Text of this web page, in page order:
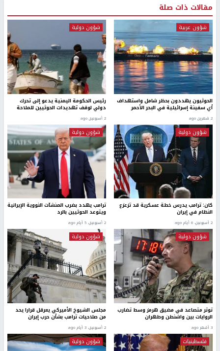
مقالات ذات صلة
شؤون عربية
​الحوثيون يهددون بحظر شامل واستهداف
أي سفينة إسرائيلية في البحر الأحمر
2 شهرين ago
شؤون دولية
رئيس الحكومة اليمنية يدعو إلى تحرك
دولي لوقف تهديدات الحوثيين للملاحة
2 أسبوعين ago
شؤون دولية
كان: ترامب يدرس خطة عسكرية قد تزعزع
النظام في إيران
2 أسبوعين، 6 أيام ago
شؤون دولية
ترامب يهدد بضرب المنشآت النووية الإيرانية
ويتوعد الحوثيين بالرد
2 أسبوعين، 5 أيام ago
شؤون دولية
توتر متصاعد في مضيق هرمز وسط تضارب
الروايات بين واشنطن وطهران
3 أشهر ago
شؤون دولية
مجلس الشيوخ الأميركي يعرقل قرارا يحد
من صلاحيات ترامب بشأن حرب إيران
2 أسبوعين، 3 أيام ago
فلسطينيات شؤون دولية